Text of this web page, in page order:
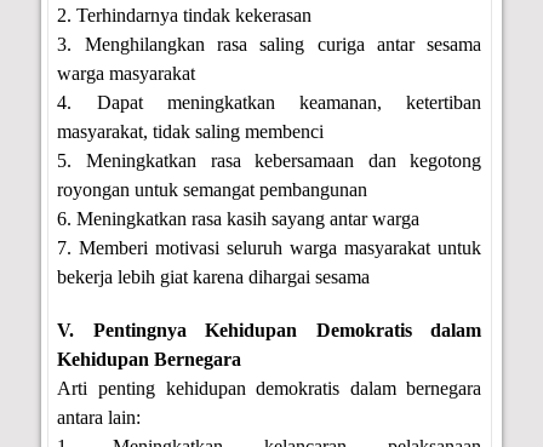
2. Terhindarnya tindak kekerasan
3. Menghilangkan rasa saling curiga antar sesama
warga masyarakat
4. Dapat meningkatkan keamanan, ketertiban
masyarakat, tidak saling membenci
5. Meningkatkan rasa kebersamaan dan kegotong
royongan untuk semangat pembangunan
6. Meningkatkan rasa kasih sayang antar warga
7. Memberi motivasi seluruh warga masyarakat untuk
bekerja lebih giat karena dihargai sesama
V. Pentingnya Kehidupan Demokratis dalam
Kehidupan Bernegara
Arti penting kehidupan demokratis dalam bernegara
antara lain: